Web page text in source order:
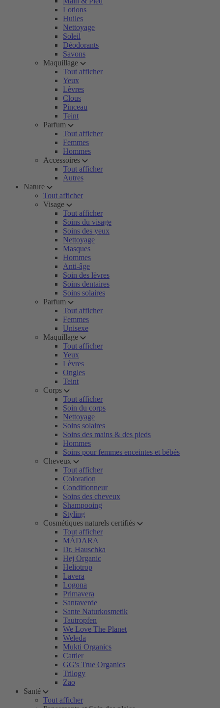
Lotions
Huiles
Nettoyage
Soleil
Déodorants
Savons
Maquillage
Tout afficher
Yeux
Lèvres
Clous
Pinceau
Teint
Parfum
Tout afficher
Femmes
Hommes
Accessoires
Tout afficher
Autres
Nature
Tout afficher
Visage
Tout afficher
Soins du visage
Soins des yeux
Nettoyage
Masques
Hommes
Anti-âge
Soin des lèvres
Soins dentaires
Soins solaires
Parfum
Tout afficher
Femmes
Unisexe
Maquillage
Tout afficher
Yeux
Lèvres
Ongles
Teint
Corps
Tout afficher
Soin du corps
Nettoyage
Soins solaires
Soins des mains & des pieds
Hommes
Soins pour femmes enceintes et bébés
Cheveux
Tout afficher
Coloration
Conditionneur
Soins des cheveux
Shampooing
Styling
Cosmétiques naturels certifiés
Tout afficher
MÁDARA
Dr. Hauschka
Hej Organic
Heliotrop
Lavera
Logona
Primavera
Santaverde
Sante Naturkosmetik
Tautropfen
We Love The Planet
Weleda
Mukti Organics
Cattier
GG's True Organics
Trilogy
Zao
Santé
Tout afficher